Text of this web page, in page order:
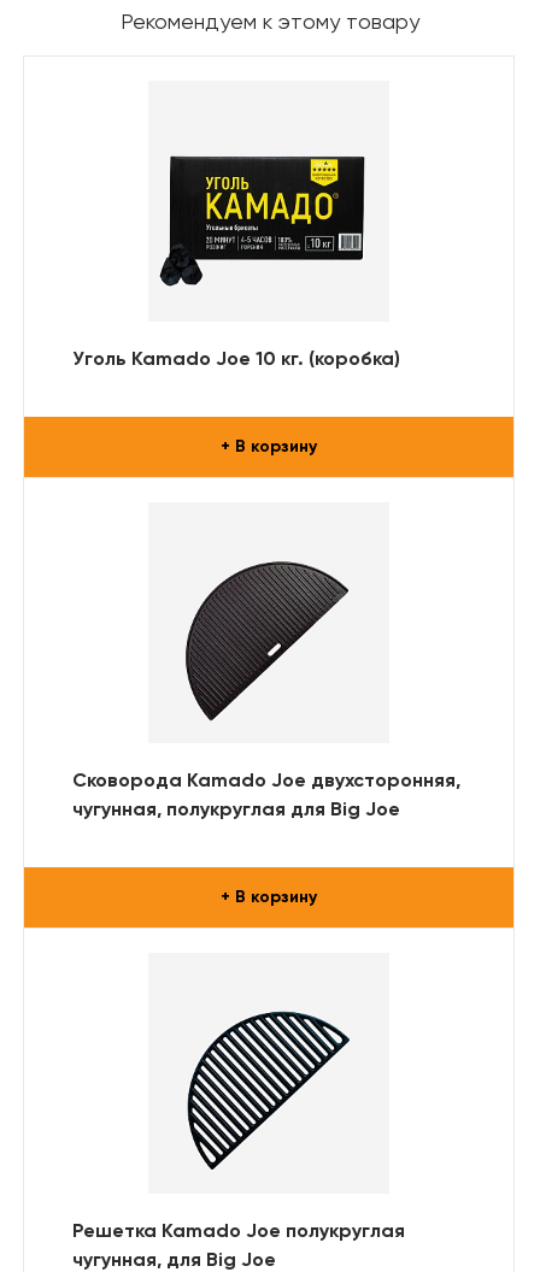
Рекомендуем к этому товару
Уголь Kamado Joe 10 кг. (коробка)
+ В корзину
Сковорода Kamado Joe двухсторонняя,
чугунная, полукруглая для Big Joe
+ В корзину
Решетка Kamado Joe полукруглая
чугунная, для Big Joe